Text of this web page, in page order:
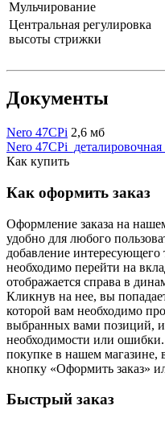
Мульчирование
Центральная регулировка
высоты стрижки
Документы
Nero 47CPi 2,6 мб
Nero 47CPi_деталировочная
Как купить
Как оформить заказ
Оформление заказа на
удобно для любого
добавление интересующего
необходимо перейти на
отображается справа в
Кликнув на нее, вы
которой вам необходимо
выбранных вами позиций,
необходимости или
покупке в нашем магазине,
кнопку «Оформить заказ»
Быстрый заказ